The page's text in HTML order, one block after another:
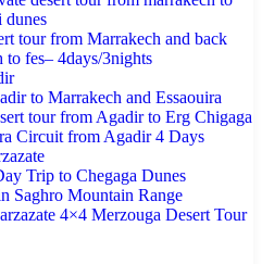
dunes
tour from Marrakech and back
to fes– 4days/3nights
to Marrakech and Essaouira
tour from Agadir to Erg Chigaga
Circuit from Agadir 4 Days
Trip to Chegaga Dunes
Saghro Mountain Range
4×4 Merzouga Desert Tour